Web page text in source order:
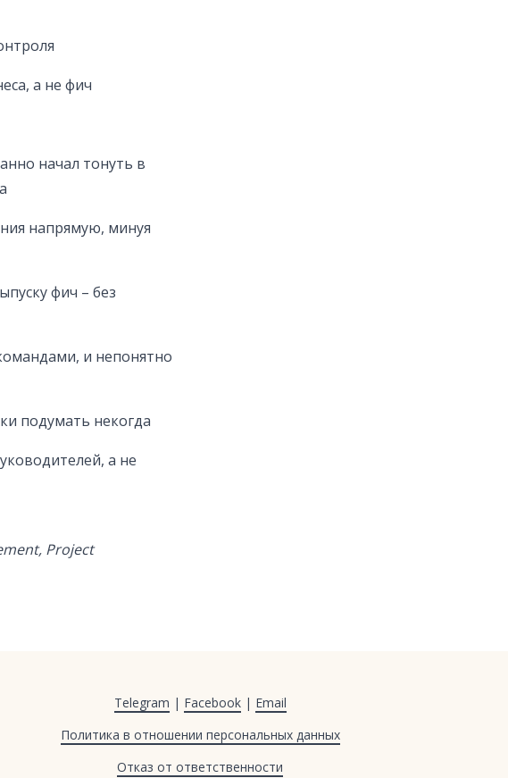
а не фич
начал тонуть в
напрямую, минуя
фич – без
и непонятно
подумать некогда
а не
Project
Telegram | Facebook| Email
Политика в отношении персональных данных
Отказ от ответственности